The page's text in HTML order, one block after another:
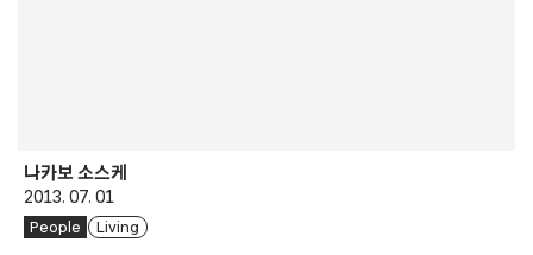
나카보 소스케
2013. 07. 01
People Living